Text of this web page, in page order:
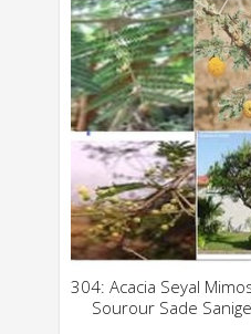
CLIQUEZ
ADD WISHLIST
304: Acacia Seyal
Sourour Sade